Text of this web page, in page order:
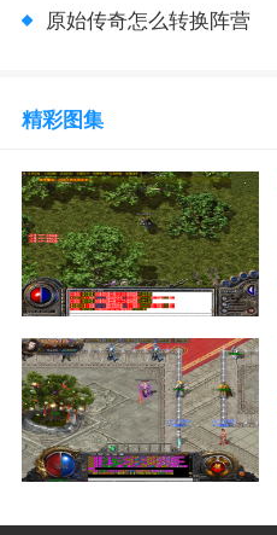
原始传奇怎么转换阵营
精彩图集